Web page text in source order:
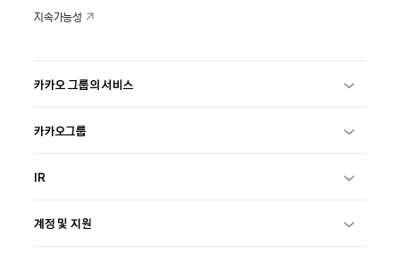
지속가능성
카카오 그룹의 서비스
카카오그룹
IR
계정 및 지원